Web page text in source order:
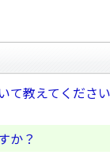
て教えてくださ
か？